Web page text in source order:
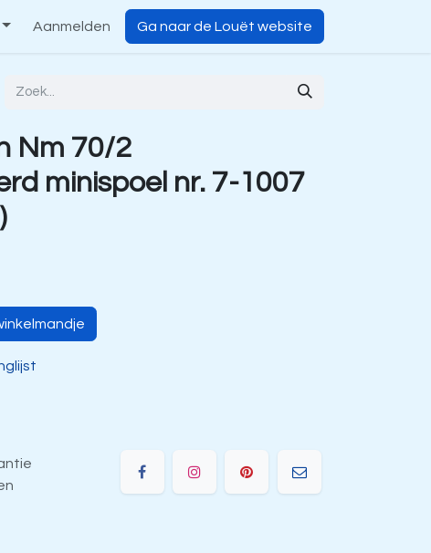
Aanmelden Ga naar de Louët website
Nm 70/2
minispoel nr. 7-1007